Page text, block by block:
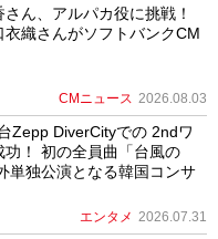
ん、アルパカ役に挑戦！
織さんがソフトバンクCM
CMニュース 2026.08.03
Zepp DiverCityでの 2ndワ
功！ 初の全員曲「台風の
単独公演となる韓国コンサ
エンタメ 2026.07.31